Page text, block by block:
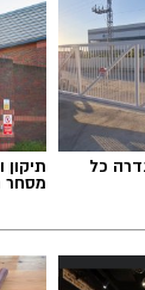
גדרה,
כל
מסחר